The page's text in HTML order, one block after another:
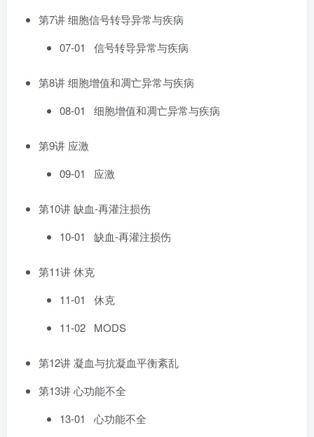
第7讲 细胞信号转导异常与疾病
07-01 信号转导异常与疾病
第8讲 细胞增值和凋亡异常与疾病
08-01 细胞增值和凋亡异常与疾病
第9讲 应激
09-01 应激
第10讲 缺血-再灌注损伤
10-01 缺血-再灌注损伤
第11讲 休克
11-01 休克
11-02 MODS
第12讲 凝血与抗凝血平衡紊乱
第13讲 心功能不全
13-01 心功能不全